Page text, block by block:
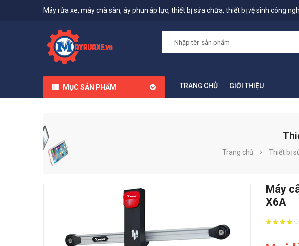
Máy rửa xe, máy chà sàn, áy phun áp lực, thiết bị sửa chữa, thiết bị vệ sinh công
MỤC SẢN PHẨM TRANG CHỦ GIỚI THIỆU
Trang chủ Thiết bị
Máy
X6A